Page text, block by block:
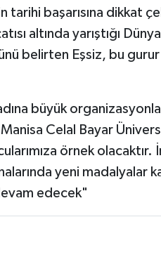
tarihi başarısına dikkat
altında yarıştığı Dünya
belirten Eşsiz, bu gurur
büyük
Celal Bayar
örnek olacaktır.
yeni madalyalar
edecek"